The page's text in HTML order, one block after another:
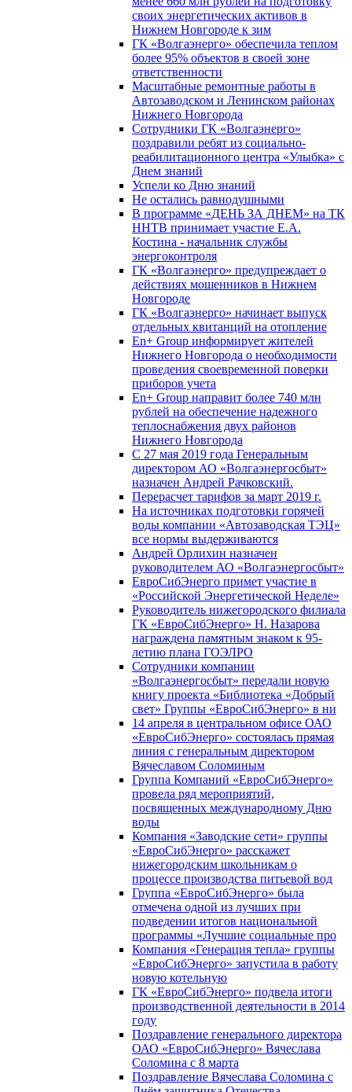
своих энергетических активов в
Нижнем Новгороде к зим
ГК «Волгаэнерго» обеспечила теплом
более 95% объектов в своей зоне
ответственности
Масштабные ремонтные работы в
Автозаводском и Ленинском районах
Нижнего Новгорода
Сотрудники ГК «Волгаэнерго»
поздравили ребят из социально-
реабилитационного центра «Улыбка» с
Днем знаний
Успели ко Дню знаний
Не остались равнодушными
В программе «ДЕНЬ ЗА ДНЕМ» на ТК
ННТВ принимает участие Е.А.
Костина - начальник службы
энергоконтроля
ГК «Волгаэнерго» предупреждает о
действиях мошенников в Нижнем
Новгороде
ГК «Волгаэнерго» начинает выпуск
отдельных квитанций на отопление
En+ Group информирует жителей
Нижнего Новгорода о необходимости
проведения своевременной поверки
приборов учета
En+ Group направит более 740 млн
рублей на обеспечение надежного
теплоснабжения двух районов
Нижнего Новгорода
С 27 мая 2019 года Генеральным
директором АО «Волгаэнергосбыт»
назначен Андрей Рачковский.
Перерасчет тарифов за март 2019 г.
На источниках подготовки горячей
воды компании «Автозаводская ТЭЦ»
все нормы выдерживаются
Андрей Орлихин назначен
руководителем АО «Волгаэнергосбыт»
ЕвроСибЭнерго примет участие в
«Российской Энергетической Неделе»
Руководитель нижегородского филиала
ГК «ЕвроСибЭнерго» Н. Назарова
награждена памятным знаком к 95-
летию плана ГОЭЛРО
Сотрудники компании
«Волгаэнергосбыт» передали новую
книгу проекта «Библиотека «Добрый
свет» Группы «ЕвроСибЭнерго» в ни
14 апреля в центральном офисе ОАО
«ЕвроСибЭнерго» состоялась прямая
линия с генеральным директором
Вячеславом Соломиным
Группа Компаний «ЕвроСибЭнерго»
провела ряд мероприятий,
посвященных международному Дню
воды
Компания «Заводские сети» группы
«ЕвроСибЭнерго» расскажет
нижегородским школьникам о
процессе производства питьевой вод
Группа «ЕвроСибЭнерго» была
отмечена одной из лучших при
подведении итогов национальной
программы «Лучшие социальные про
Компания «Генерация тепла» группы
«ЕвроСибЭнерго» запустила в работу
новую котельную
ГК «ЕвроСибЭнерго» подвела итоги
производственной деятельности в 2014
году
Поздравление генерального директора
ОАО «ЕвроСибЭнерго» Вячеслава
Соломина с 8 марта
Поздравление Вячеслава Соломина с